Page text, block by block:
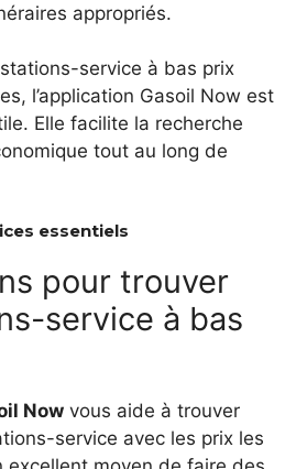
appropriés.
service à bas prix
l’application Gasoil Now est
Elle facilite la recherche
tout au long de
essentiels
pour trouver
service à bas
Now vous aide à trouver
service avec les prix les